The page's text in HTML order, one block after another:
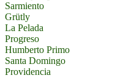
Sarmiento
Grütly
La Pelada
Progreso
Humberto Primo
Santa Domingo
Providencia